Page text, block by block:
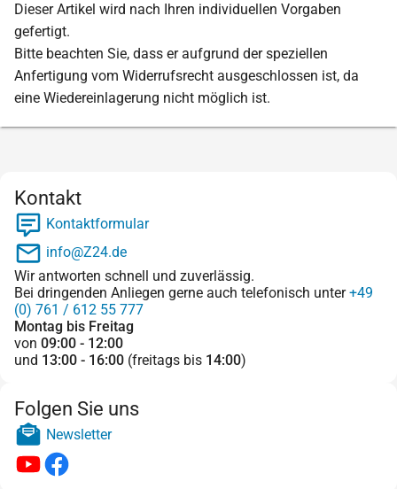
Dieser Artikel wird nach Ihren individuellen Vorgaben
gefertigt.
Bitte beachten Sie, dass er aufgrund der speziellen
Anfertigung vom Widerrufsrecht ausgeschlossen ist, da
eine Wiedereinlagerung nicht möglich ist.
Kontakt
Kontaktformular
info@Z24.de
Wir antworten schnell und zuverlässig.
Bei dringenden Anliegen gerne auch telefonisch unter+49
(0) 761 / 612 55 777
Montag bis Freitag
von 09:00 - 12:00
und 13:00 - 16:00 (freitags bis 14:00)
Folgen Sie uns
Newsletter